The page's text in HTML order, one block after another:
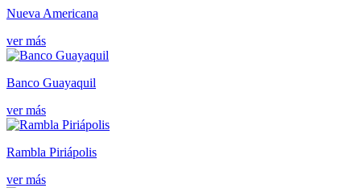
Nueva Americana
ver más
Banco Guayaquil
ver más
Rambla Piriápolis
ver más